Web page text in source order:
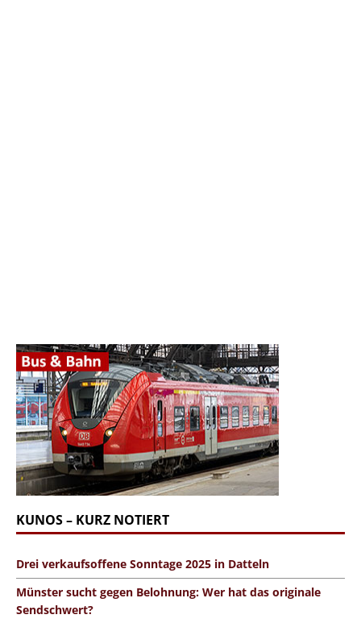
KUNOS – KURZ NOTIERT
Drei verkaufsoffene Sonntage 2025 in Datteln
Münster sucht gegen Belohnung: Wer hat das originale
Sendschwert?